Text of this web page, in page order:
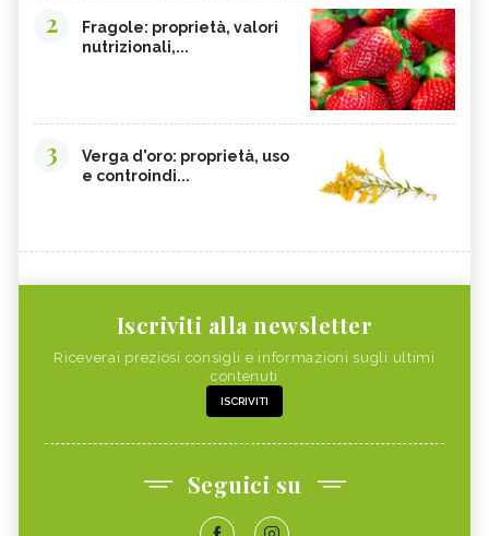
2
Fragole: proprietà, valori
nutrizionali,...
3
Verga d'oro: proprietà, uso
e controindi...
Iscriviti alla newsletter
Riceverai preziosi consigli e informazioni sugli ultimi
contenuti
ISCRIVITI
Seguici su